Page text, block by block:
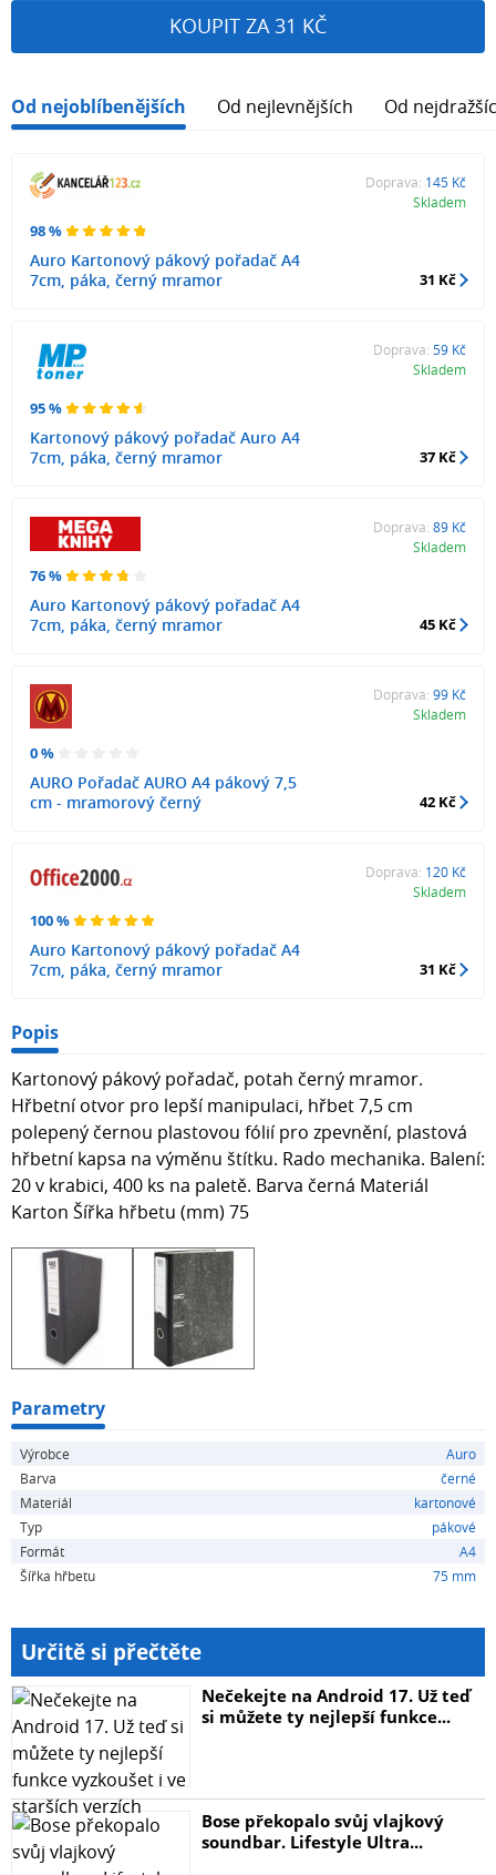
KOUPIT ZA 31 KČ
Od nejoblíbenějších Od nejlevnějších Od
98 %
Auro Kartonový pákový pořadač A4
7cm, páka, černý mramor
Doprava: 145 Kč
Skladem
31 Kč
95 %
Kartonový pákový pořadač Auro A4
7cm, páka, černý mramor
Doprava: 59 Kč
Skladem
37 Kč
76 %
Auro Kartonový pákový pořadač A4
7cm, páka, černý mramor
Doprava: 89 Kč
Skladem
45 Kč
0 %
AURO Pořadač AURO A4 pákový 7,5
cm - mramorový černý
Doprava: 99 Kč
Skladem
42 Kč
100 %
Auro Kartonový pákový pořadač A4
7cm, páka, černý mramor
Doprava: 120 Kč
Skladem
31 Kč
Popis
Kartonový pákový pořadač, potah černý mramor.
Hřbetní otvor pro lepší manipulaci, hřbet 7,5 cm
polepený černou plastovou fólií pro zpevnění, plastová
hřbetní kapsa na výměnu štítku. Rado mechanika. Balení:
20 v krabici, 400 ks na paletě. Barva černá Materiál
Karton Šířka hřbetu (mm) 75
Parametry
Výrobce
Auro
Barva
černé
Materiál
kartonové
Typ
pákové
Formát
A4
Šířka hřbetu
75 mm
Určitě si přečtěte
Nečekejte na Android 17. Už teď
si můžete ty nejlepší funkce...
Bose překopalo svůj vlajkový
soundbar. Lifestyle Ultra...